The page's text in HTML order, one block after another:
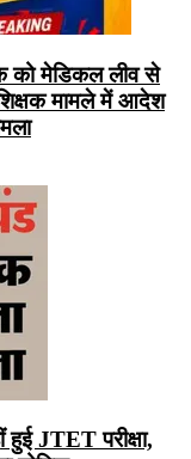
को मेडिकल लीव से
मामले में आदेश
JTET परीक्षा,